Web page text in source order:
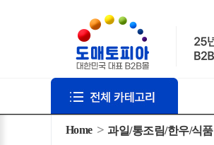
Home 과일/통조림/한우/식품